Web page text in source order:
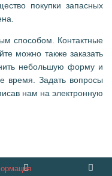
покупки запасных
способом. Контактные
можно также заказать
небольшую форму и
время. Задать вопросы
нам на электронную